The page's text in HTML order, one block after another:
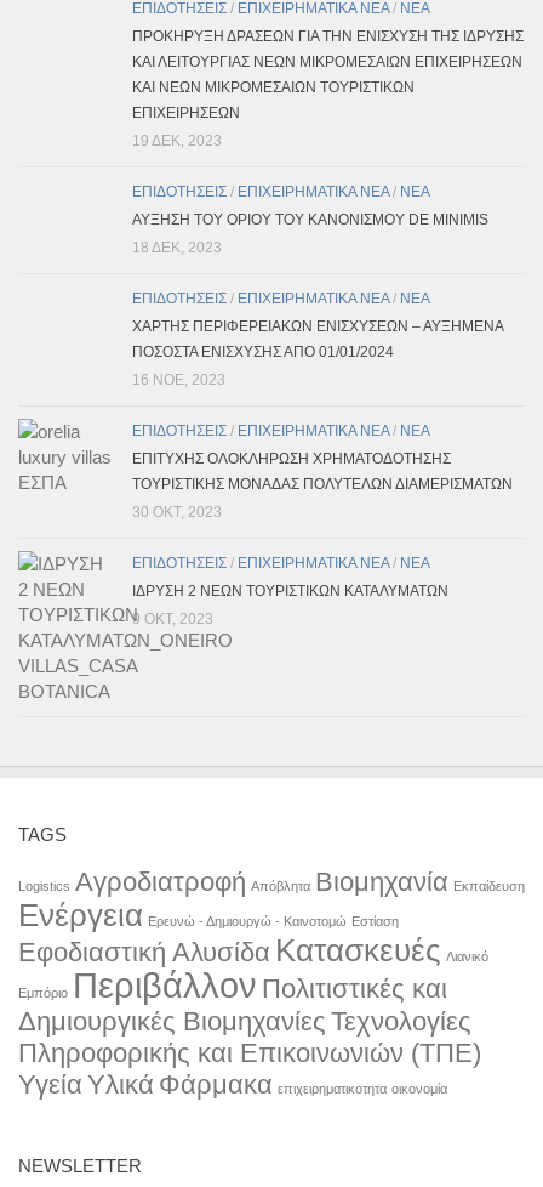
ΕΠΙΔΟΤΗΣΕΙΣ / ΕΠΙΧΕΙΡΗΜΑΤΙΚΑ ΝΕΑ/ ΝΕΑ
ΠΡΟΚΗΡΥΞΗ ΔΡΑΣΕΩΝ ΓΙΑ ΤΗΝ ΕΝΙΣΧΥΣΗ ΤΗΣ ΙΔΡΥΣΗΣ
ΚΑΙ ΛΕΙΤΟΥΡΓΙΑΣ ΝΕΩΝ ΜΙΚΡΟΜΕΣΑΙΩΝ ΕΠΙΧΕΙΡΗΣΕΩΝ
ΚΑΙ ΝΕΩΝ ΜΙΚΡΟΜΕΣΑΙΩΝ ΤΟΥΡΙΣΤΙΚΩΝ
ΕΠΙΧΕΙΡΗΣΕΩΝ
19 ΔΕΚ, 2023
ΕΠΙΔΟΤΗΣΕΙΣ / ΕΠΙΧΕΙΡΗΜΑΤΙΚΑ ΝΕΑ/ ΝΕΑ
ΑΥΞΗΣΗ ΤΟΥ ΟΡΙΟΥ ΤΟΥ ΚΑΝΟΝΙΣΜΟΥ DE MINIMIS
18 ΔΕΚ, 2023
ΕΠΙΔΟΤΗΣΕΙΣ / ΕΠΙΧΕΙΡΗΜΑΤΙΚΑ ΝΕΑ/ ΝΕΑ
ΧΑΡΤΗΣ ΠΕΡΙΦΕΡΕΙΑΚΩΝ ΕΝΙΣΧΥΣΕΩΝ – ΑΥΞΗΜΕΝΑ
ΠΟΣΟΣΤΑ ΕΝΙΣΧΥΣΗΣ ΑΠΟ 01/01/2024
16 ΝΟΈ, 2023
ΕΠΙΔΟΤΗΣΕΙΣ / ΕΠΙΧΕΙΡΗΜΑΤΙΚΑ ΝΕΑ/ ΝΕΑ
ΕΠΙΤΥΧΗΣ ΟΛΟΚΛΗΡΩΣΗ ΧΡΗΜΑΤΟΔΟΤΗΣΗΣ
ΤΟΥΡΙΣΤΙΚΗΣ ΜΟΝΑΔΑΣ ΠΟΛΥΤΕΛΩΝ ΔΙΑΜΕΡΙΣΜΑΤΩΝ
30 ΟΚΤ, 2023
ΕΠΙΔΟΤΗΣΕΙΣ / ΕΠΙΧΕΙΡΗΜΑΤΙΚΑ ΝΕΑ/ ΝΕΑ
ΙΔΡΥΣΗ 2 ΝΕΩΝ ΤΟΥΡΙΣΤΙΚΩΝ ΚΑΤΑΛΥΜΑΤΩΝ
9 ΟΚΤ, 2023
TAGS
Logistics Αγροδιατροφή Απόβλητα Βιομηχανία Εκπαίδευση
Ενέργεια Ερευνώ - Δημιουργώ - Καινοτομώ Εστίαση
Εφοδιαστική Αλυσίδα Κατασκευές Λιανικό
Εμπόριο Περιβάλλον Πολιτιστικές και
Δημιουργικές Βιομηχανίες Τεχνολογίες
Πληροφορικής και Επικοινωνιών (ΤΠΕ)
Υγεία Υλικά Φάρμακα επιχειρηματικοτητα οικονομία
NEWSLETTER